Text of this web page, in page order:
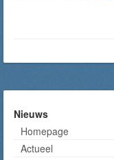
Nieuws
Homepage
Actueel